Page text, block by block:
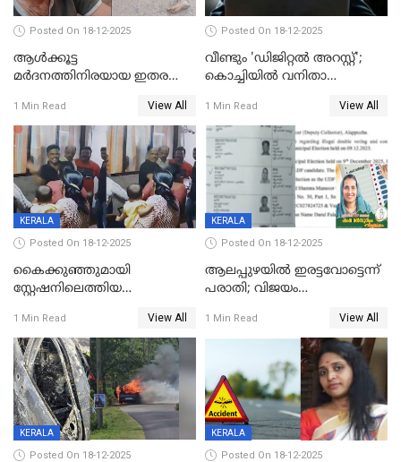
Posted On 18-12-2025
ആൾക്കൂട്ട
മർദനത്തിനിരയായ ഇതര
നടുക്കുന്ന സംഭവം
വാളയാറിൽ
1 Min Read View All
Posted On 18-12-2025
വീണ്ടും 'ഡിജിറ്റല്‍ അറസ്റ്റ്';
കൊച്ചിയില്‍ വനിതാ
കോടി രൂപ
1 Min Read View All
KERALA
Posted On 18-12-2025
കൈക്കുഞ്ഞുമായി
സ്റ്റേഷനിലെത്തിയ
കരണത്തടിച്ചു; CC ടിവി
ദൃശ്യങ്ങൾ പുറത്ത്
1 Min Read View All
KERALA
Posted On 18-12-2025
ആലപ്പുഴയിൽ ഇരട്ടവോട്ടെന്ന്
പരാതി; വിജയം
വാർഡിലെ എൽഡിഎഫ്
സ്ഥാനാർത്ഥി
1 Min Read View All
KERALA
Posted On 18-12-2025
KERALA
Posted On 18-12-2025